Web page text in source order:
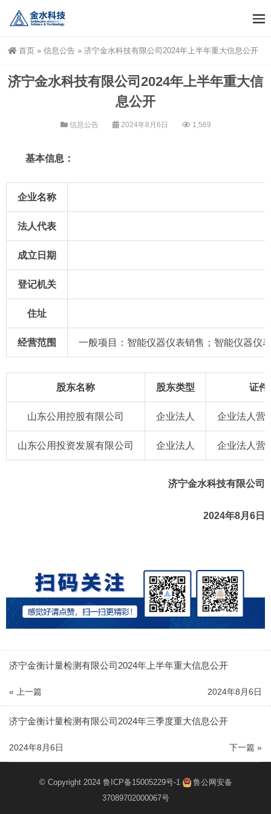
首页 » 信息公告 » 济宁金水科技有限公司2024年上半年重大信息公开
济宁金水科技有限公司2024年上半年重大信
息公开
信息公告 2024年8月6日 1,569
基本信息：
企业名称
法人代表
成立日期
登记机关
住址
经营范围 一般项目：智能仪器仪表销售；智能仪器仪
股东名称 股东类型 证件
山东公用控股有限公司 企业法人 企业法人营
山东公用投资发展有限公司 企业法人 企业法人营
济宁金水科技有限公司
2024年8月6日
济宁金衡计量检测有限公司2024年上半年重大信息公开
« 上一篇 2024年8月6日
济宁金衡计量检测有限公司2024年三季度重大信息公开
下一篇 »
2024年8月6日
© Copyright 2024 鲁ICP备15005229号-1
鲁公网安备
37089702000067号